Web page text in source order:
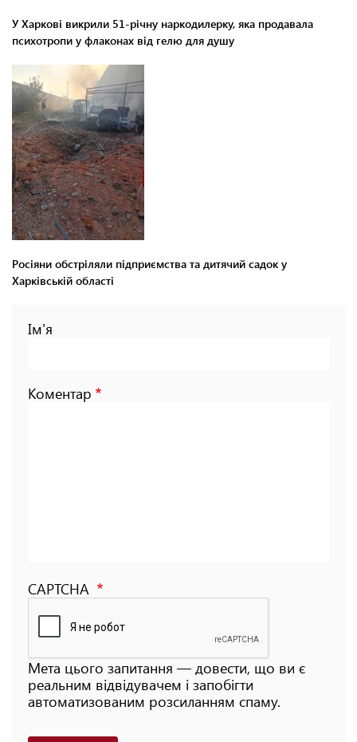
У Харкові викрили 51-річну наркодилерку, яка продавала
психотропи у флаконах від гелю для душу
Росіяни обстріляли підприємства та дитячий садок у
Харківській області
Ім'я
Коментар
CAPTCHA
Мета цього запитання — довести, що ви є
реальним відвідувачем і запобігти
автоматизованим розсиланням спаму.